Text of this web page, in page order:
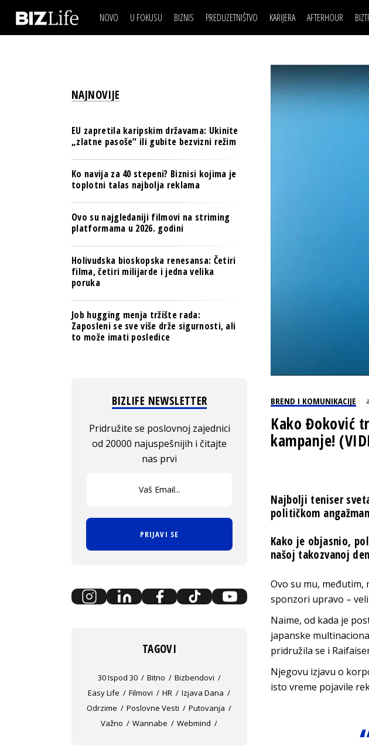
NOVO U FOKUSU BIZNIS
BANKE
OSIGURANJE
TECH I AI
BIZNIS & SPORT
PULS REGIONA
NOVO NA RAFU
PREDUZETNIŠTVO KARIJERA
LJUDI (HR)
MOJ UGAO
AFTERHOUR
KNJIGE
AUTO SVET
IZJAVA DANABIZNIS SCENA
BREND I KOMUNIKACIJE
OSIGURANJE
TECH I AI
PULS REGIONA
POSAO
MOJ UGAO
USAVRŠAVANJE
FILM I SCENA
AUTO SVET
STIL
BREND I KOMUNIKACIJE
Kako Đoković
kampanje!
Najbolji teniser
političkom
Kako je objasnio,
našoj takozvanoj
Ovo su mu,
sponzori upravo –
Naime, od kada je
japanske
pridružila se i
Njegovu izjavu o
isto vreme pojavile
NAJNOVIJE
EU zapretila karipskim državama: Ukinite
„zlatne pasoše“ ili gubite bezvizni režim
Ko navija za 40 stepeni? Biznisi kojima je
toplotni talas najbolja reklama
Ovo su najgledaniji filmovi na striming
platformama u 2026. godini
Holivudska bioskopska renesansa: Četiri
filma, četiri milijarde i jedna velika
poruka
Job hugging menja tržište rada:
Zaposleni se sve više drže sigurnosti, ali
to može imati posledice
BIZLIFE NEWSLETTER
Pridružite se poslovnoj zajednici
od 20000 najuspešnijih i čitajte
nas prvi
PRIJAVI SE
TAGOVI
30 Ispod 30 Bitno
Bizbendovi
Easy Life
Filmovi HR
Izjava Dana
Odrzime
Poslovne Vesti
Putovanja
Važno
Wannabe Webmind